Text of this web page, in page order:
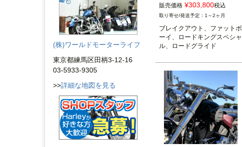
(株)ワールドモーターライフ
東京都練馬区田柄3-12-16
03-5933-9305
>>詳細な地図を見る
販売価格 ¥303,800税込
1～2ヶ月
ブレイクアウト、ファットボ
ーイ、ロードキングスペシャ
ル、ロードグライド